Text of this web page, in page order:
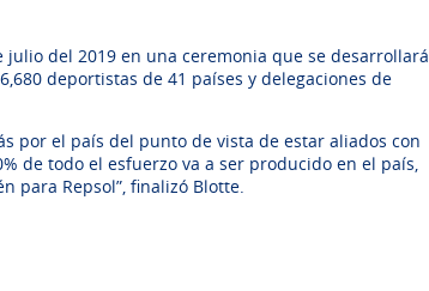
julio del 2019 en una ceremonia que se desarrollará
deportistas de 41 países y delegaciones de
por el país del punto de vista de estar aliados con
de todo el esfuerzo va a ser producido en el país,
para Repsol”, finalizó Blotte.